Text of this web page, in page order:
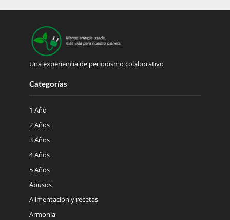
Una experiencia de periodismo colaborativo
Categorías
1 Año
2 Años
3 Años
4 Años
5 Años
Abusos
Alimentación y recetas
Armonia